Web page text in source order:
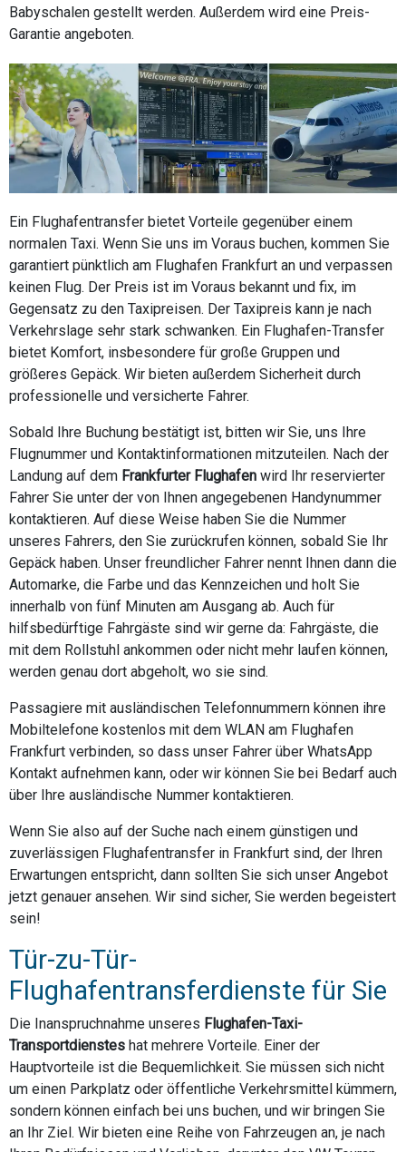
Babyschalen gestellt werden. Außerdem wird eine Preis-
Garantie angeboten.
Ein Flughafentransfer bietet Vorteile gegenüber einem
normalen Taxi. Wenn Sie uns im Voraus buchen, kommen Sie
garantiert pünktlich am Flughafen Frankfurt an und verpassen
keinen Flug. Der Preis ist im Voraus bekannt und fix, im
Gegensatz zu den Taxipreisen. Der Taxipreis kann je nach
Verkehrslage sehr stark schwanken. Ein Flughafen-Transfer
bietet Komfort, insbesondere für große Gruppen und
größeres Gepäck. Wir bieten außerdem Sicherheit durch
professionelle und versicherte Fahrer.
Sobald Ihre Buchung bestätigt ist, bitten wir Sie, uns Ihre
Flugnummer und Kontaktinformationen mitzuteilen. Nach der
Landung auf dem Frankfurter Flughafen wird Ihr reservierter
Fahrer Sie unter der von Ihnen angegebenen Handynummer
kontaktieren. Auf diese Weise haben Sie die Nummer
unseres Fahrers, den Sie zurückrufen können, sobald Sie Ihr
Gepäck haben. Unser freundlicher Fahrer nennt Ihnen dann die
Automarke, die Farbe und das Kennzeichen und holt Sie
innerhalb von fünf Minuten am Ausgang ab. Auch für
hilfsbedürftige Fahrgäste sind wir gerne da: Fahrgäste, die
mit dem Rollstuhl ankommen oder nicht mehr laufen können,
werden genau dort abgeholt, wo sie sind.
Passagiere mit ausländischen Telefonnummern können ihre
Mobiltelefone kostenlos mit dem WLAN am Flughafen
Frankfurt verbinden, so dass unser Fahrer über WhatsApp
Kontakt aufnehmen kann, oder wir können Sie bei Bedarf auch
über Ihre ausländische Nummer kontaktieren.
Wenn Sie also auf der Suche nach einem günstigen und
zuverlässigen Flughafentransfer in Frankfurt sind, der Ihren
Erwartungen entspricht, dann sollten Sie sich unser Angebot
jetzt genauer ansehen. Wir sind sicher, Sie werden begeistert
sein!
Tür-zu-Tür-
Flughafentransferdienste für Sie
Die Inanspruchnahme unseres Flughafen-Taxi-
Transportdienstes hat mehrere Vorteile. Einer der
Hauptvorteile ist die Bequemlichkeit. Sie müssen sich nicht
um einen Parkplatz oder öffentliche Verkehrsmittel kümmern,
sondern können einfach bei uns buchen, und wir bringen Sie
an Ihr Ziel. Wir bieten eine Reihe von Fahrzeugen an, je nach